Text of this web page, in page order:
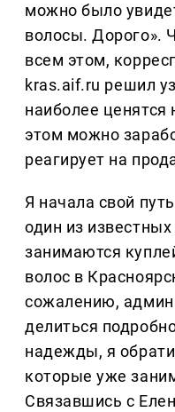
можно было
волосы. Дорого».
всем этом,
kras.aif.ru решил
наиболее ценятся
этом можно
реагирует на
Я начала свой
один из
занимаются
волос в
сожалению,
делиться
надежды, я
которые уже
Связавшись с